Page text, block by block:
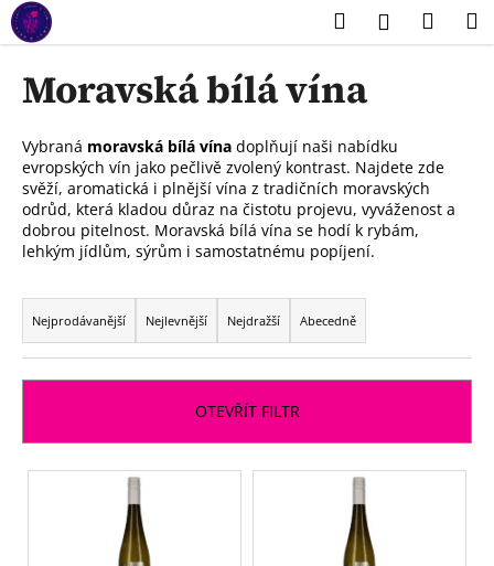
Přejít
na
obsah
HledatPřihlášení
Moravská bílá vína
Vybraná moravská bílá vína doplňují naši nabídku
evropských vín jako pečlivě zvolený kontrast. Najdete zde
svěží, aromatická i plnější vína z tradičních moravských
odrůd, která kladou důraz na čistotu projevu, vyváženost a
dobrou pitelnost. Moravská bílá vína se hodí k rybám,
lehkým jídlům, sýrům i samostatnému popíjení.
Ř
a
z
e
í
p
Nejprodávanější Nejlevnější Nejdražší Abecedně
OTEVŘÍT FILTR
V
K
o
o
p
o
t
ř
e
b
u
j
t
e